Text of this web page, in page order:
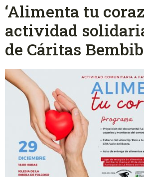
‘Alimenta tu
actividad
de Cáritas